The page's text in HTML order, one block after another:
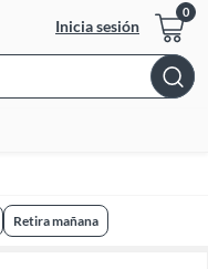
Inicia sesión
Retira mañana